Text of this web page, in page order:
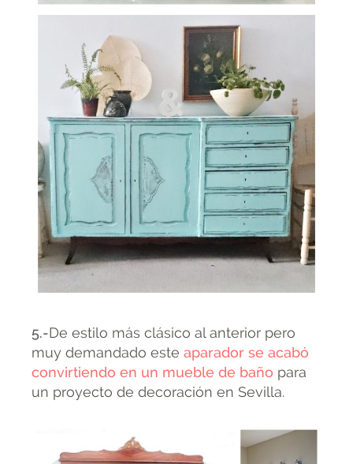
5.-De estilo más clásico al anterior pero
muy demandado este aparador se acabó
convirtiendo en un mueble de baño para
un proyecto de decoración en Sevilla.